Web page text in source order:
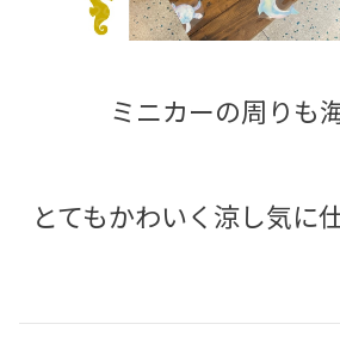
ミニカーの周りも
とてもかわいく涼し気に